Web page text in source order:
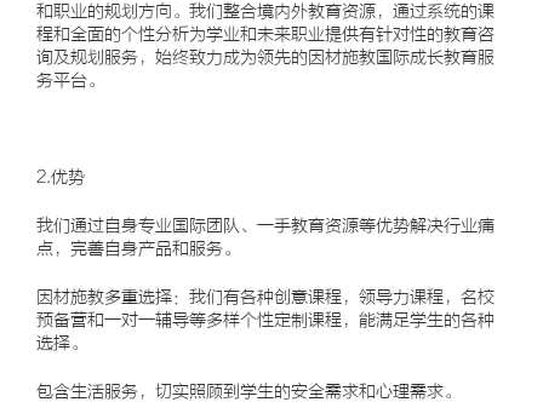
和职业的规划方向。我们整合境内外教育资源，通过系统的课
程和全面的个性分析为学业和未来职业提供有针对性的教育咨
询及规划服务，始终致力成为领先的因材施教国际成长教育服
务平台。
2.优势
我们通过自身专业国际团队、一手教育资源等优势解决行业痛
点，完善自身产品和服务。
因材施教多重选择：我们有各种创意课程，领导力课程，名校
预备营和一对一辅导等多样个性定制课程，能满足学生的各种
选择。
包含生活服务，切实照顾到学生的安全需求和心理需求。